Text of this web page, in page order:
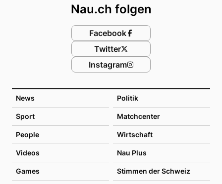
News Politik
Sport Matchcenter
People Wirtschaft
Videos Nau Plus
Games Stimmen der Schweiz
Nau.ch folgen
Facebook
Twitter
Instagram